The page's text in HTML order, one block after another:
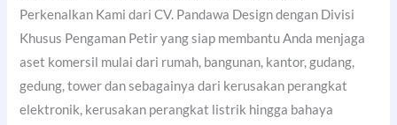
Perkenalkan Kami dari CV. Pandawa Design dengan Divisi
Khusus Pengaman Petir yang siap membantu Anda menjaga
aset komersil mulai dari rumah, bangunan, kantor, gudang,
gedung, tower dan sebagainya dari kerusakan perangkat
elektronik, kerusakan perangkat listrik hingga bahaya